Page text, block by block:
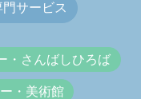
門サービス
・さんばしひろば
・美術館